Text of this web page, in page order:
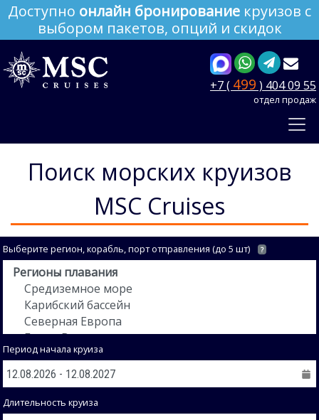
Доступно онлайн бронирование круизов с
выбором пакетов, опций и скидок
+7 ( 499 ) 404 09 55
отдел продаж
Поиск морских круизов
MSC Cruises
Выберите регион, корабль, порт отправления (до 5 шт) ?
Период начала круиза
Длительность круиза